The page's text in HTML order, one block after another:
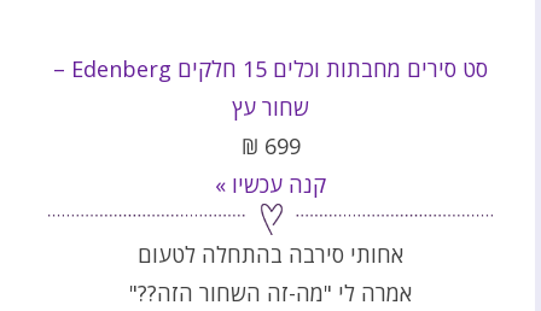
סט סירים מחבתות וכלים 15 חלקים Edenberg –
שחור עץ
699
₪
קנה עכשיו »
אחותי סירבה בהתחלה לטעום
אמרה לי "מה-זה השחור הזה??"